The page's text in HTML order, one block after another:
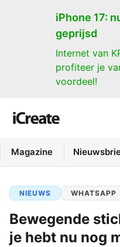
iPhone 17:
geprijsd
Internet van
profiteer je
voordeel!
Magazine
NIEUWS WHATSAPP
Bewegende
je hebt nu nog